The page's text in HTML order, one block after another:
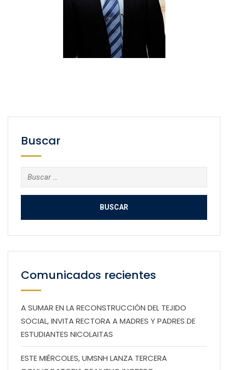
Buscar
Buscar:
Comunicados recientes
A SUMAR EN LA RECONSTRUCCIÓN DEL TEJIDO
SOCIAL, INVITA RECTORA A MADRES Y PADRES DE
ESTUDIANTES NICOLAITAS
ESTE MIÉRCOLES, UMSNH LANZA TERCERA